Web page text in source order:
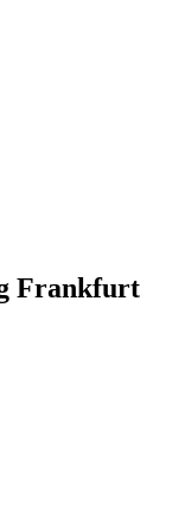
Frankfurt